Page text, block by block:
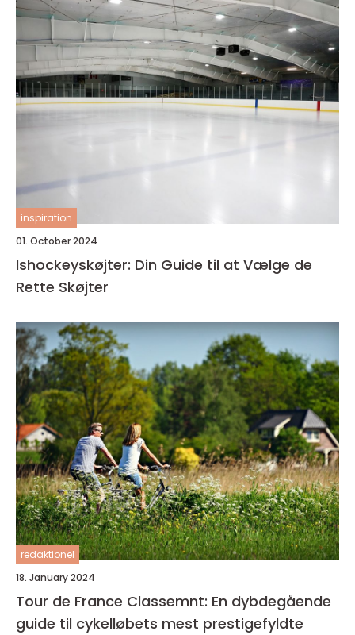
inspiration
01. October 2024
Ishockeyskøjter: Din Guide til at Vælge de
Rette Skøjter
redaktionel
18. January 2024
Tour de France Classemnt: En dybdegående
guide til cykelløbets mest prestigefyldte